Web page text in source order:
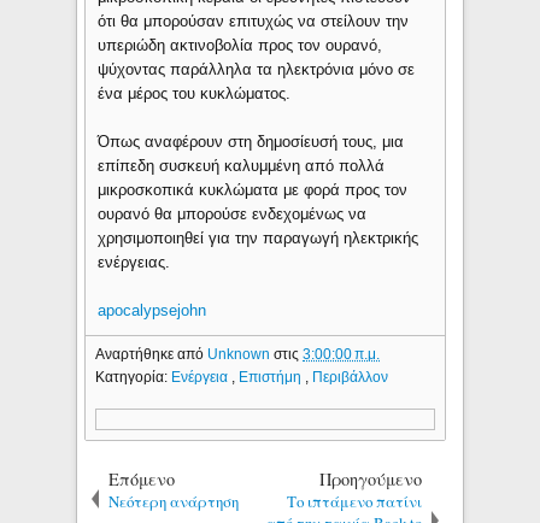
ότι θα μπορούσαν επιτυχώς να στείλουν την
υπεριώδη ακτινοβολία προς τον ουρανό,
ψύχοντας παράλληλα τα ηλεκτρόνια μόνο σε
ένα μέρος του κυκλώματος.
Όπως αναφέρουν στη δημοσίευσή τους, μια
επίπεδη συσκευή καλυμμένη από πολλά
μικροσκοπικά κυκλώματα με φορά προς τον
ουρανό θα μπορούσε ενδεχομένως να
χρησιμοποιηθεί για την παραγωγή ηλεκτρικής
ενέργειας.
apocalypsejohn
Αναρτήθηκε από Unknownστις3:00:00 π.μ.
Κατηγορία: Ενέργεια Επιστήμη Περιβάλλον
Επόμενο
Νεότερη ανάρτηση
Προηγούμενο
Το ιπτάμενο πατίνι